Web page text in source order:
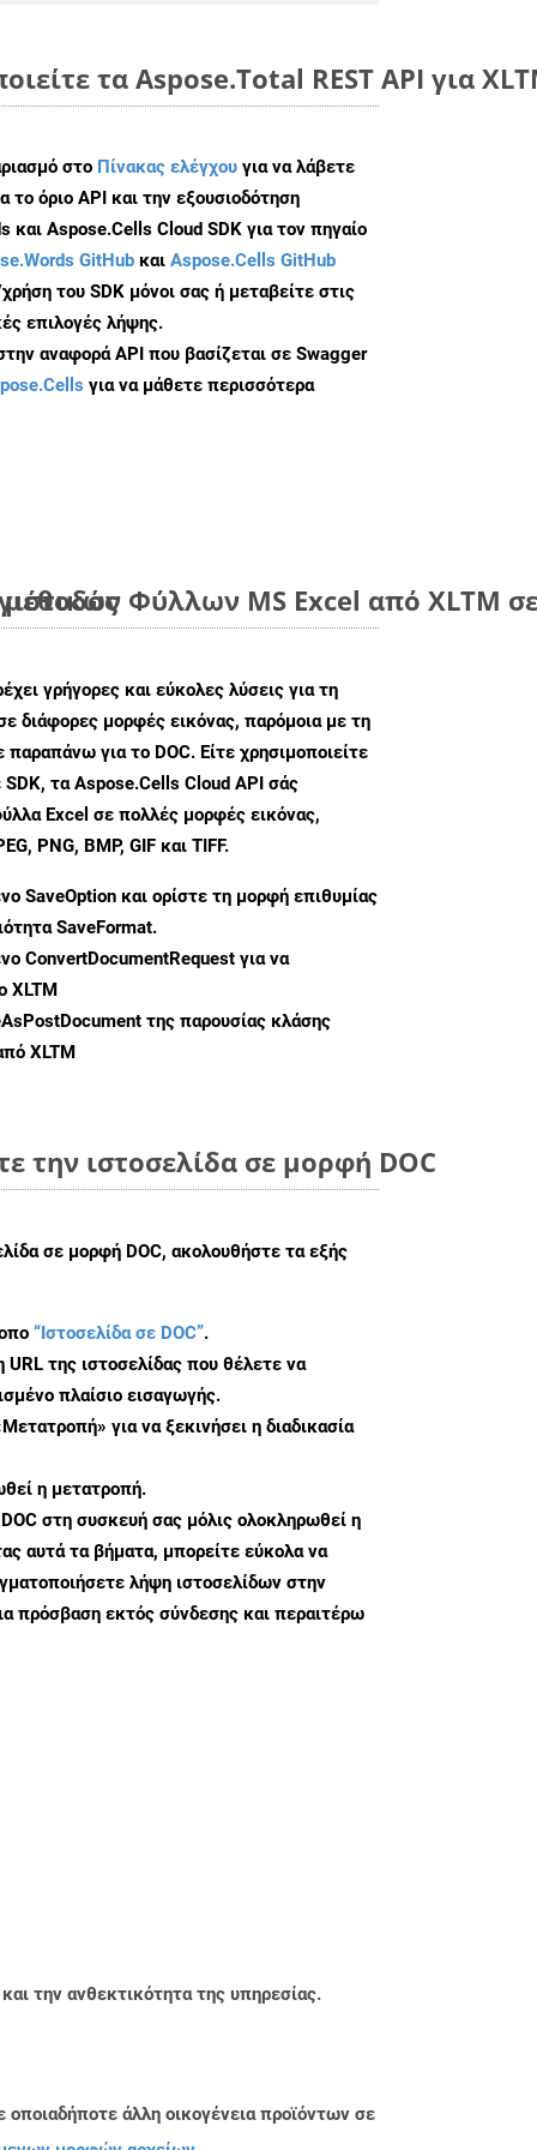
τα Aspose.Total REST API για
στο Πίνακας ελέγχου για να λάβετε
το όριο API και την εξουσιοδότηση
Aspose.Cells Cloud SDK για τον πηγαίο
GitHub και Aspose.Cells GitHub
του SDK μόνοι σας ή μεταβείτε στις
επιλογές λήψης.
αναφορά API που βασίζεται σε Swagger
για να μάθετε περισσότερα
Φύλλων MS Excel από XLTM
γρήγορες και εύκολες λύσεις για τη
διάφορες μορφές εικόνας, παρόμοια με τη
για το DOC. Είτε χρησιμοποιείτε
SDK, τα Aspose.Cells Cloud API σάς
Excel σε πολλές μορφές εικόνας,
PNG, BMP, GIF και TIFF.
SaveOption και ορίστε τη μορφή επιθυμίας
SaveFormat.
ConvertDocumentRequest για να
XLTM
της παρουσίας κλάσης
XLTM
την ιστοσελίδα σε μορφή DOC
σε μορφή DOC, ακολουθήστε τα εξής
“Ιστοσελίδα σε DOC”.
URL της ιστοσελίδας που θέλετε να
πλαίσιο εισαγωγής.
για να ξεκινήσει η διαδικασία
η μετατροπή.
στη συσκευή σας μόλις ολοκληρωθεί η
αυτά τα βήματα, μπορείτε εύκολα να
λήψη ιστοσελίδων στην
πρόσβαση εκτός σύνδεσης και περαιτέρω
την ανθεκτικότητα της υπηρεσίας.
άλλη οικογένεια προϊόντων σε